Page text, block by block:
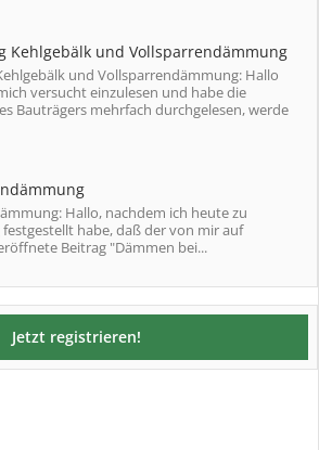
Kehlgebälk und Vollsparrendämmung
und Vollsparrendämmung: Hallo
versucht einzulesen und habe die
Bauträgers mehrfach durchgelesen, werde
Hallo, nachdem ich heute zu
habe, daß der von mir auf
Beitrag "Dämmen bei...
Jetzt registrieren!